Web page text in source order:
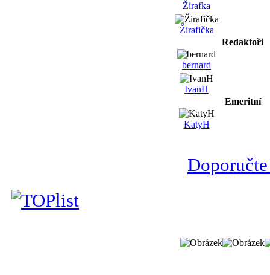
Žirafka
Žirafička
Redaktoři
bernard
IvanH
Emeritní
KatyH